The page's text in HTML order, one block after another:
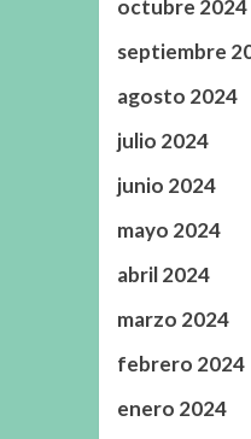
octubre 2024
septiembre
agosto 2024
julio 2024
junio 2024
mayo 2024
abril 2024
marzo 2024
febrero 2024
enero 2024